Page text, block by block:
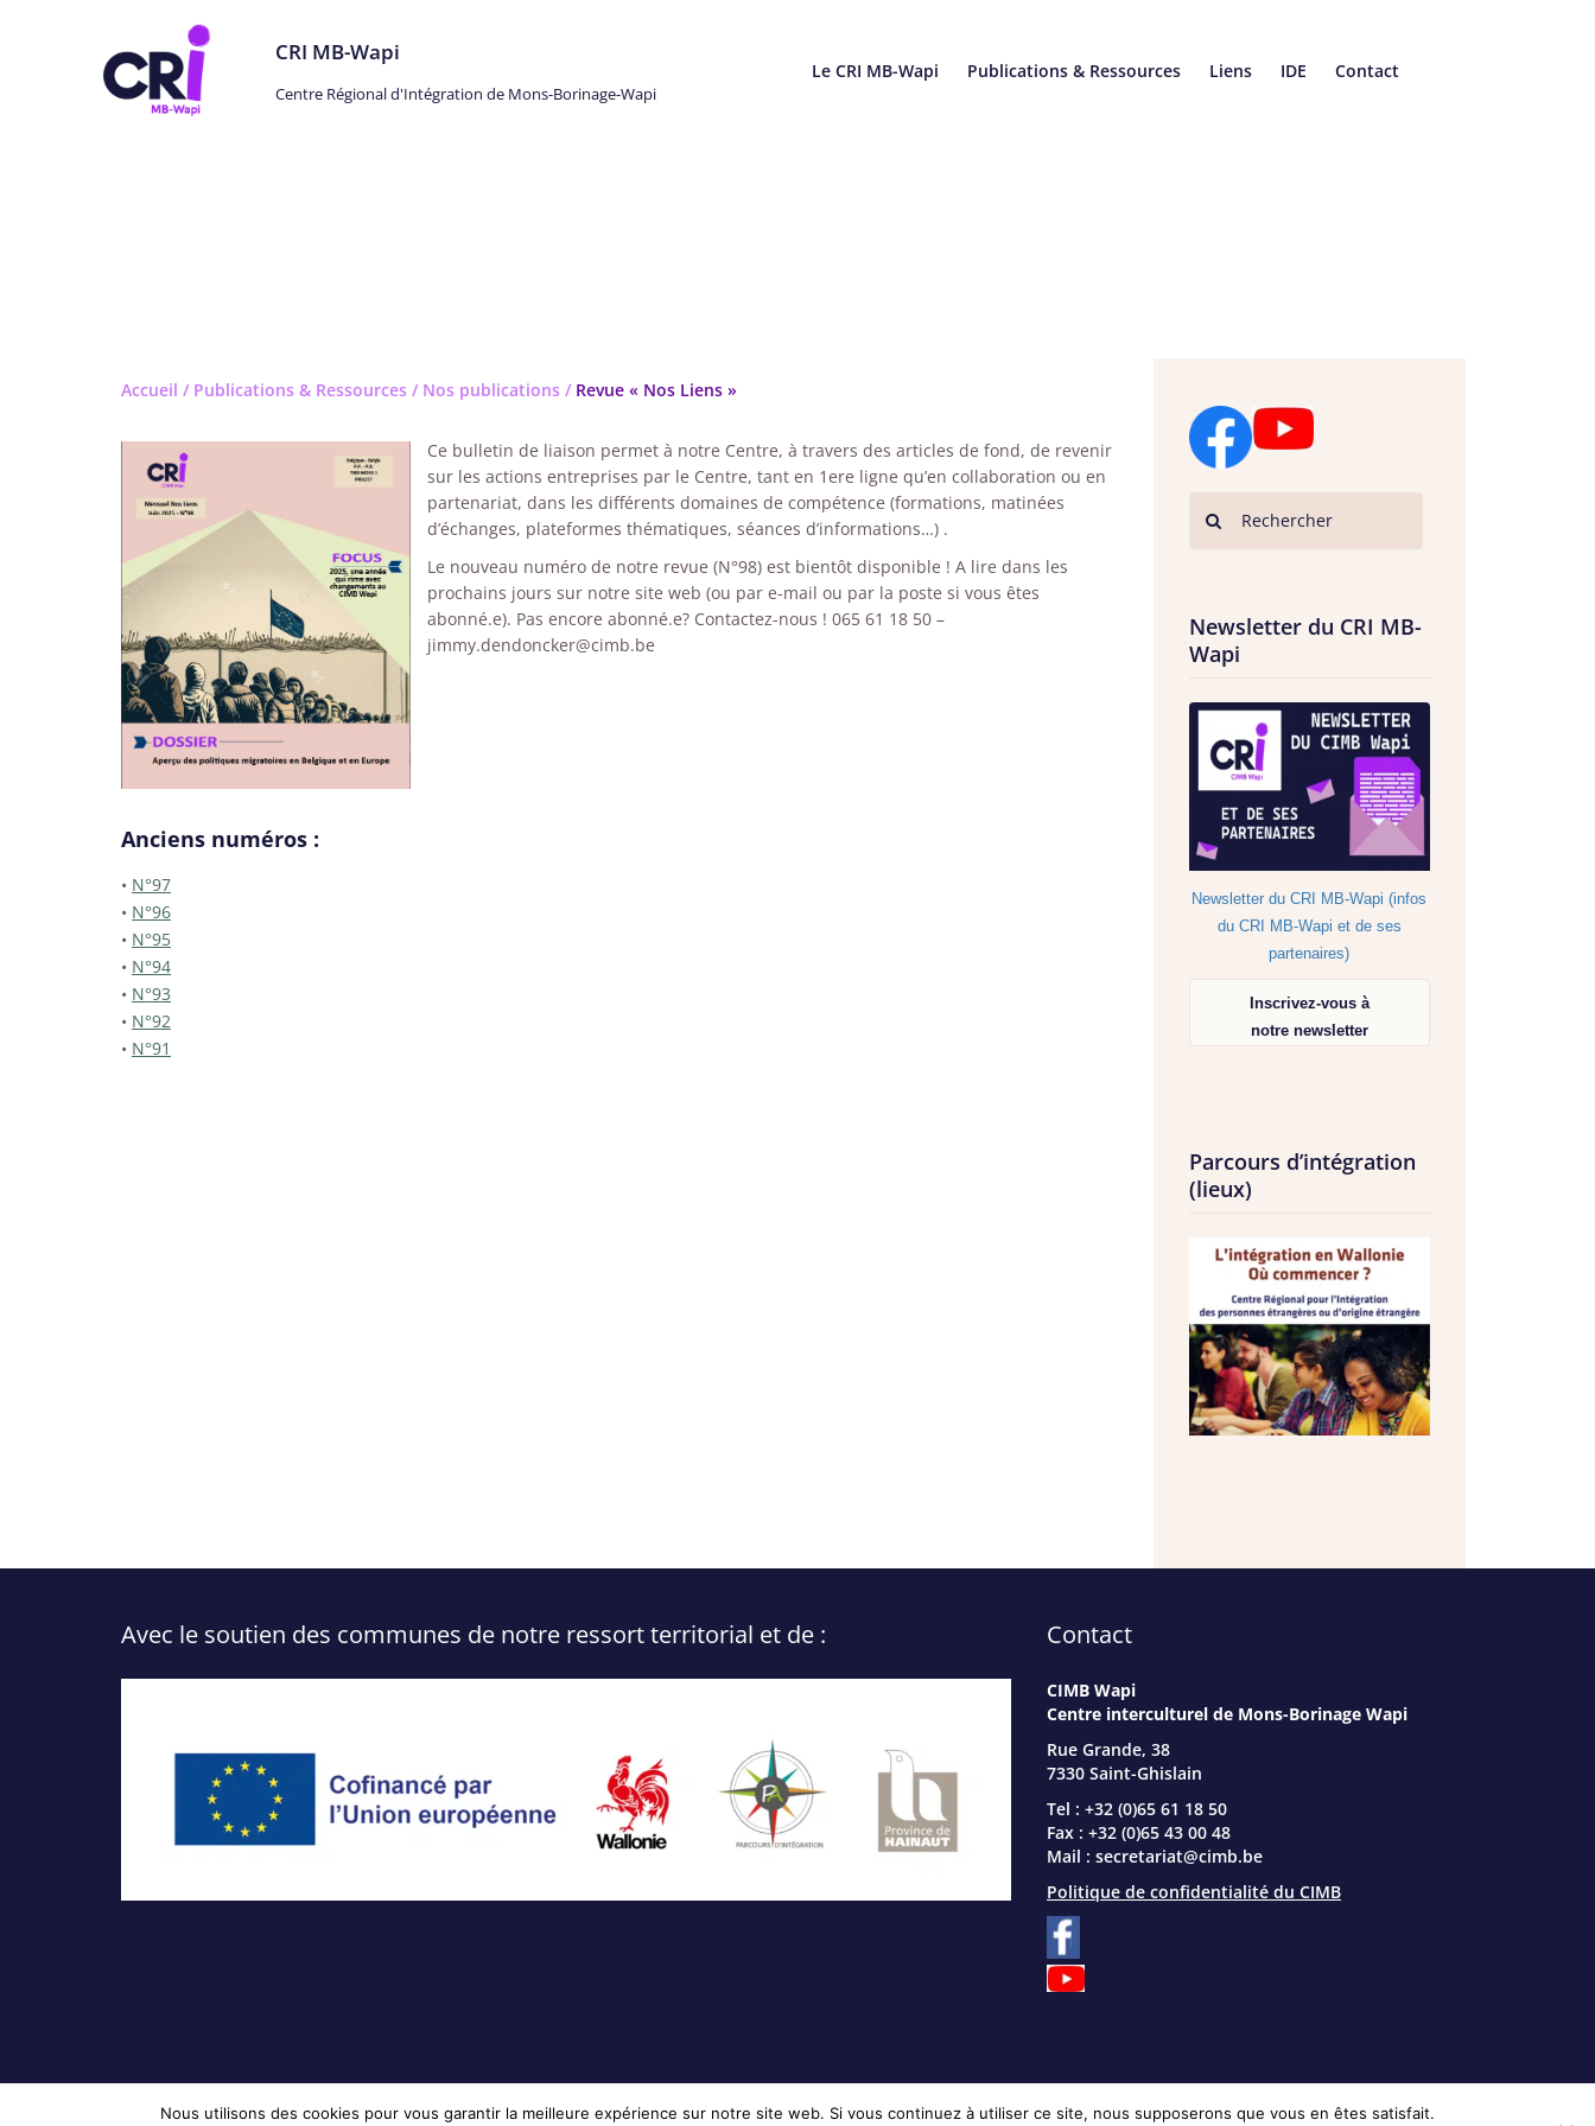
CRI MB-Wapi
Centre Régional d'Intégration de Mons-Borinage-Wapi
Le CRI MB-Wapi Publications & Ressources Liens IDE Contact
Accueil / Publications & Ressources / Nos publications / Revue « Nos Liens »
Ce bulletin de liaison permet à notre Centre, à travers des articles de fond, de revenir
sur les actions entreprises par le Centre, tant en 1ere ligne qu’en collaboration ou en
partenariat, dans les différents domaines de compétence (formations, matinées
d’échanges, plateformes thématiques, séances d’informations…) .
Le nouveau numéro de notre revue (N°98) est bientôt disponible ! A lire dans les
prochains jours sur notre site web (ou par e-mail ou par la poste si vous êtes
abonné.e). Pas encore abonné.e? Contactez-nous ! 065 61 18 50 –
jimmy.dendoncker@cimb.be
Anciens numéros :
• N°97
• N°96
• N°95
• N°94
• N°93
• N°92
• N°91
Newsletter du CRI MB-
Wapi
Newsletter du CRI MB-Wapi (infos
du CRI MB-Wapi et de ses
partenaires)
Inscrivez-vous à
notre newsletter
Parcours d’intégration
(lieux)
Avec le soutien des communes de notre ressort territorial et de : Contact
CIMB Wapi
Centre interculturel de Mons-Borinage Wapi
Rue Grande, 38
7330 Saint-Ghislain
Tel : +32 (0)65 61 18 50
Fax : +32 (0)65 43 00 48
Mail : secretariat@cimb.be
Politique de confidentialité du CIMB
Nous utilisons des cookies pour vous garantir la meilleure expérience sur notre site web. Si vous continuez à utiliser ce site, nous supposerons que vous en êtes satisfait.